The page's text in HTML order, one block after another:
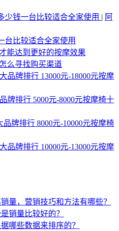
少钱一台比较适合全家使用 | 阿
台比较适合全家使用
能达到更好的按摩效果
么寻找购买渠道
13000元-18000元按摩
5000元-8000元按摩椅十
8000元-10000元按摩椅
10000元-13000元按摩
量，营销技巧和方法有哪些？
销量比较好的？
哪些数据来排序的？